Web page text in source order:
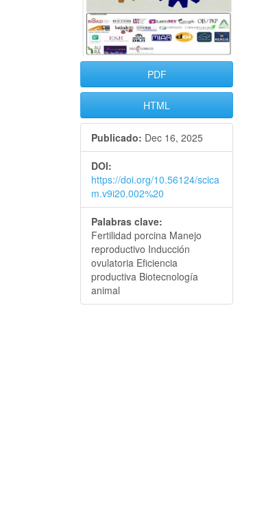
PDF
HTML
Publicado: Dec 16, 2025
DOI:
https://doi.org/10.56124/scica
m.v9i20.002%20
Palabras clave:
Fertilidad porcina Manejo
reproductivo Inducción
ovulatoria Eficiencia
productiva Biotecnología
animal